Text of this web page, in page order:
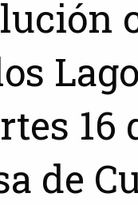
16
de